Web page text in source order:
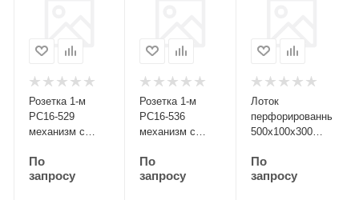
Розетка 1-м
РС16-529
механизм с
шторками
серебро Без
По
запросу
Розетка 1-м
РС16-536
механизм с
крышкой с защ.
шторк. графит
По
запросу
Лоток
перфорированный
500х100х300
100-3
По
запросу